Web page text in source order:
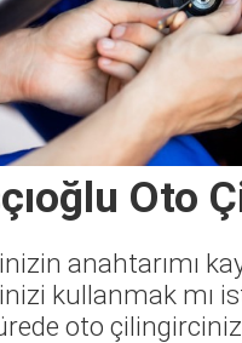
Oto
anahtarımı
kullanmak mı
oto